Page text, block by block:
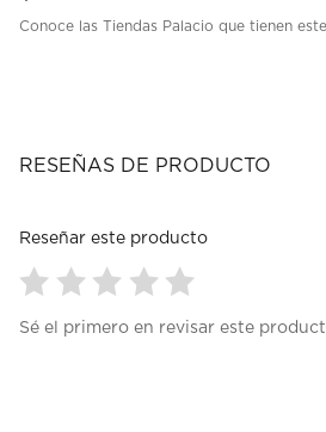
Conoce las Tiendas Palacio que tienen
RESEÑAS DE PRODUCTO
Reseñar este producto
paraparaparaparapara
Sé el primero en revisar este